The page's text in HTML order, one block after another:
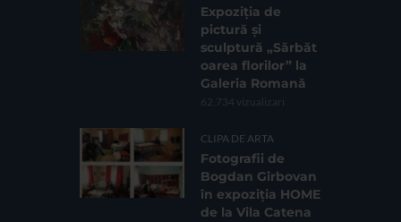
Expoziția de
pictură și
sculptură „Sărbăt
oarea florilor” la
Galeria Romană
62.734 vizualizari
CLIPA DE ARTA
Fotografii de
Bogdan Gîrbovan
în expoziția HOME
de la Vila Catena